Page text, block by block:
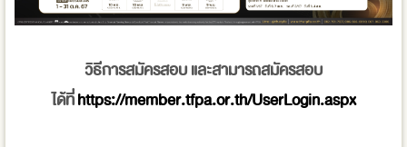
วิธีการสมัครสอบ และสามารถสมัครสอบ
ได้ที่https://member.tfpa.or.th/UserLogin.aspx​